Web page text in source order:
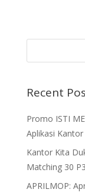
Recent
Promo ISTI
Aplikasi Kantor
Kantor Kita
Matching 30
APRILMOP: